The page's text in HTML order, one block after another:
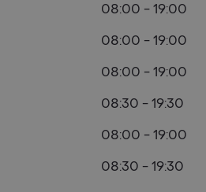
08:00 - 19:00
08:00 - 19:00
08:00 - 19:00
08:30 - 19:30
08:00 - 19:00
08:30 - 19:30